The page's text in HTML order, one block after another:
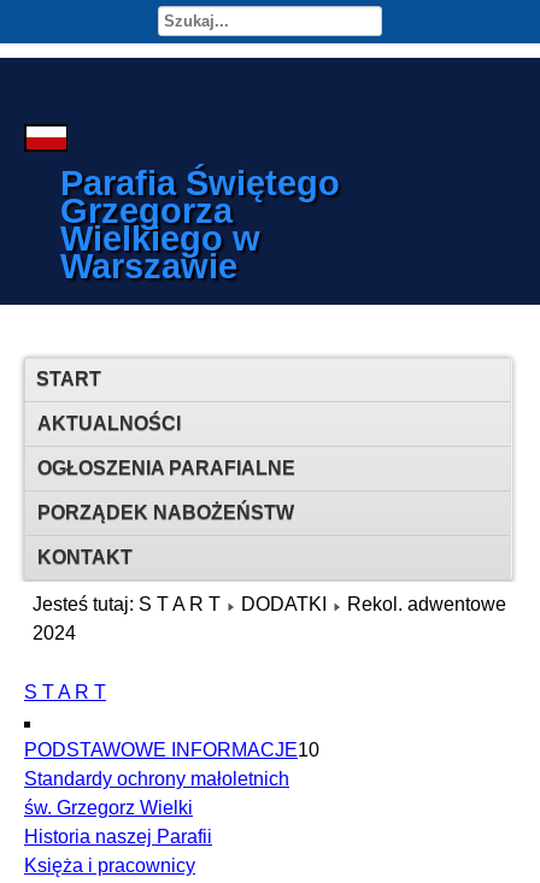
Parafia Świętego
Grzegorza
Wielkiego w
Warszawie
START
AKTUALNOŚCI
OGŁOSZENIA PARAFIALNE
PORZĄDEK NABOŻEŃSTW
KONTAKT
Jesteś tutaj: S T A R T DODATKI
Rekol. adwentowe
2024
S T A R T
PODSTAWOWE INFORMACJE10
Standardy ochrony małoletnich
św. Grzegorz Wielki
Historia naszej Parafii
Księża i pracownicy